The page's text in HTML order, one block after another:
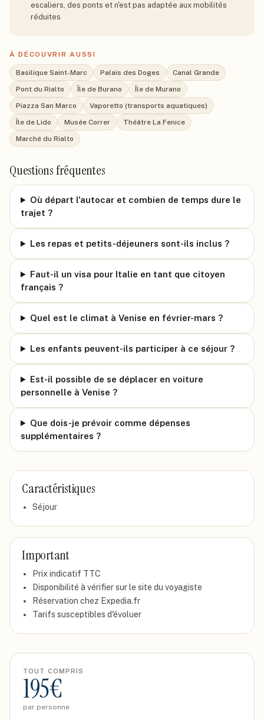
escaliers, des ponts et n'est pas adaptée aux mobilités
réduites
À DÉCOUVRIR AUSSI
Basilique Saint-Marc Palais des Doges
Canal Grande
Pont du Rialto
Île de Burano
Île de Murano
Piazza San Marco
Vaporetto (transports aquatiques)
Île de Lido
Musée Correr
Théâtre La Fenice
Marché du Rialto
Questions fréquentes
Où départ l'autocar et combien de temps dure le
trajet ?
Les repas et petits-déjeuners sont-ils inclus ?
Faut-il un visa pour Italie en tant que citoyen
français ?
Quel est le climat à Venise en février-mars ?
Les enfants peuvent-ils participer à ce séjour ?
Est-il possible de se déplacer en voiture
personnelle à Venise ?
Que dois-je prévoir comme dépenses
supplémentaires ?
Caractéristiques
Séjour
Important
Prix indicatif TTC
Disponibilité à vérifier sur le site du voyagiste
Réservation chez Expedia.fr
Tarifs susceptibles d'évoluer
TOUT COMPRIS
195€
par personne